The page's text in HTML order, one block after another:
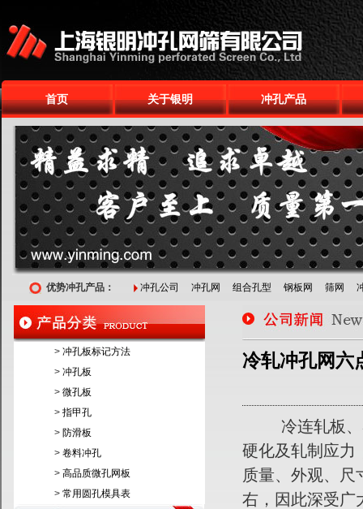
首页 关于银明 冲孔产品
优势冲孔产品： 冲孔公司 冲孔网 组合孔型 钢板网 筛网
> 冲孔板标记方法
> 冲孔板
> 微孔板
> 指甲孔
> 防滑板
> 卷料冲孔
> 高品质微孔网板
> 常用圆孔模具表
冷轧冲孔网六
冷连轧板、卷
硬化及轧制应力
质量、外观、
右，因此深受广